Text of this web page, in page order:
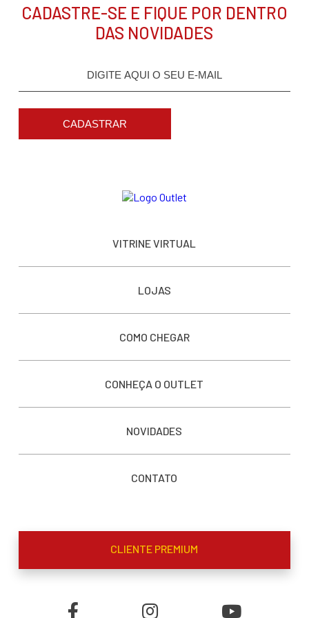
CADASTRE-SE E FIQUE POR DENTRO
DAS NOVIDADES
CADASTRAR
VITRINE VIRTUAL
LOJAS
COMO CHEGAR
CONHEÇA O OUTLET
NOVIDADES
CONTATO
CLIENTE PREMIUM